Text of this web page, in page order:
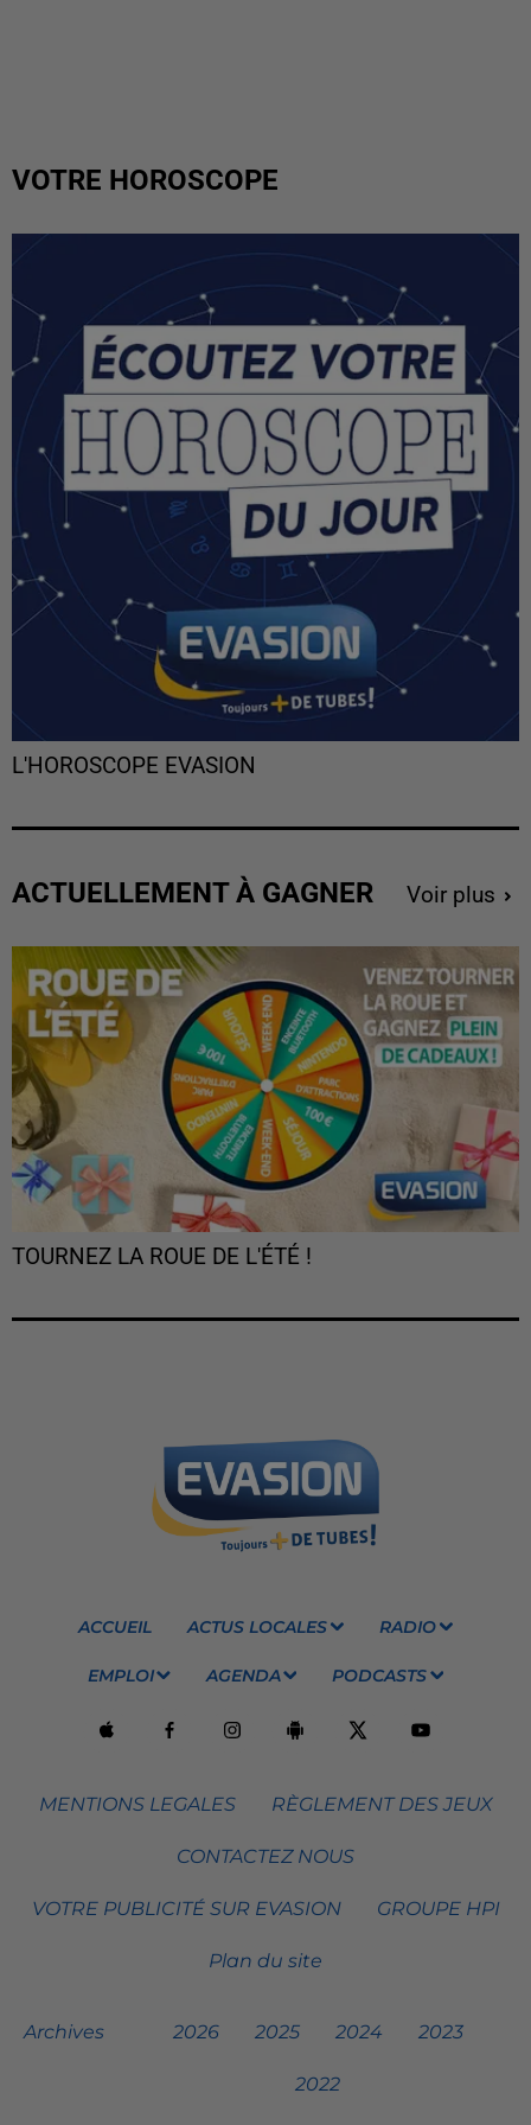
VOTRE HOROSCOPE
L'HOROSCOPE EVASION
ACTUELLEMENT À GAGNER Voir plus
TOURNEZ LA ROUE DE L'ÉTÉ !
ACCUEIL ACTUS LOCALES RADIO
EMPLOI AGENDA PODCASTS
MENTIONS LEGALES RÈGLEMENT DES JEUX
CONTACTEZ NOUS
VOTRE PUBLICITÉ SUR EVASION GROUPE HPI
Plan du site
Archives 2026 2025 2024 2023
2022